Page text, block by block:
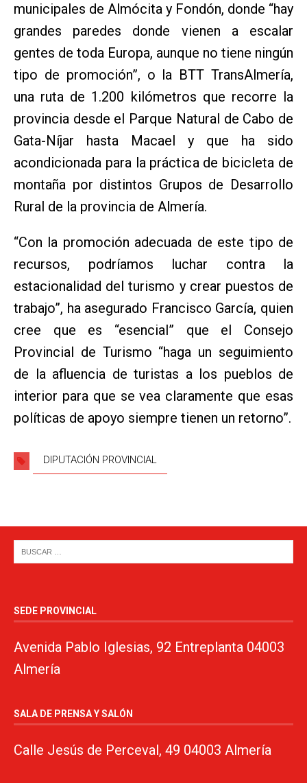
municipales de Almócita y Fondón, donde “hay
grandes paredes donde vienen a escalar
gentes de toda Europa, aunque no tiene ningún
tipo de promoción”, o la BTT TransAlmería,
una ruta de 1.200 kilómetros que recorre la
provincia desde el Parque Natural de Cabo de
Gata-Níjar hasta Macael y que ha sido
acondicionada para la práctica de bicicleta de
montaña por distintos Grupos de Desarrollo
Rural de la provincia de Almería.
“Con la promoción adecuada de este tipo de
recursos, podríamos luchar contra la
estacionalidad del turismo y crear puestos de
trabajo”, ha asegurado Francisco García, quien
cree que es “esencial” que el Consejo
Provincial de Turismo “haga un seguimiento
de la afluencia de turistas a los pueblos de
interior para que se vea claramente que esas
políticas de apoyo siempre tienen un retorno”.
DIPUTACIÓN PROVINCIAL
SEDE PROVINCIAL
Avenida Pablo Iglesias, 92 Entreplanta 04003
Almería
SALA DE PRENSA Y SALÓN
Calle Jesús de Perceval, 49 04003 Almería